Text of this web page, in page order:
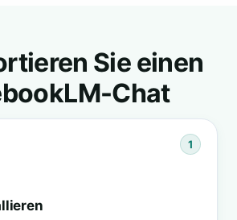
Sie einen
Chat
1